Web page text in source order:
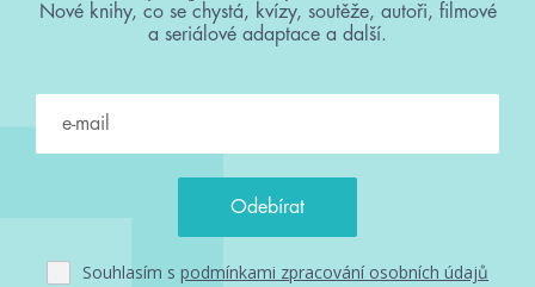
Nové knihy, co se chystá, kvízy, soutěže, autoři, filmové
a seriálové adaptace a další.
Souhlasím s podmínkami zpracování osobních údajů